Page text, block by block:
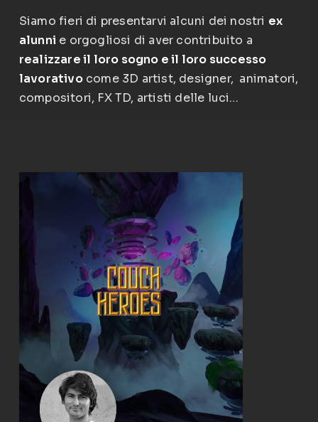
Siamo fieri di presentarvi alcuni dei nostri ex
alunni e orgogliosi di aver contribuito a
realizzare il loro sogno e il loro successo
lavorativocome 3D artist, designer, animatori,
compositori, FX TD, artisti delle luci…